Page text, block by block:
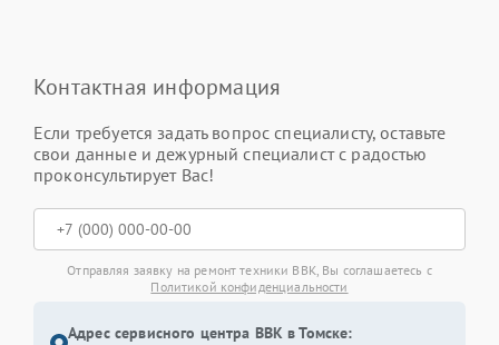
Контактная информация
Если требуется задать вопрос специалисту, оставьте
свои данные и дежурный специалист с радостью
проконсультирует Вас!
Отправляя заявку на ремонт техники BBK, Вы соглашаетесь с
Политикой конфиденциальности
Адрес сервисного центра BBK в Томске: